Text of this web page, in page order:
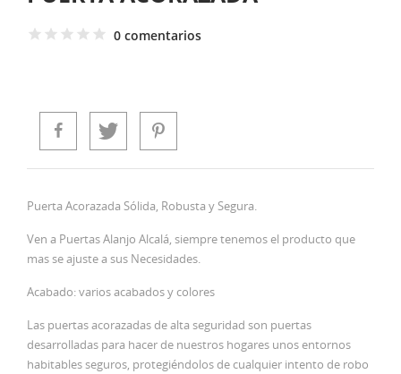
0 comentarios
Puerta Acorazada Sólida, Robusta y Segura.
Ven a Puertas Alanjo Alcalá, siempre tenemos el producto que
mas se ajuste a sus Necesidades.
Acabado: varios acabados y colores
Las puertas acorazadas de alta seguridad son puertas
desarrolladas para hacer de nuestros hogares unos entornos
habitables seguros, protegiéndolos de cualquier intento de robo